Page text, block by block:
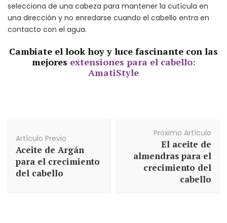
selecciona de una cabeza para mantener la cutícula en
una dirección y no enredarse cuando el cabello entra en
contacto con el agua.
Cambiate el look hoy y luce fascinante con las
mejores extensiones para el cabello:
AmatiStyle
de
Artículos
Artículo Previo
Aceite de Argán
para el crecimiento
del cabello
Próximo Artículo
El aceite de
almendras para el
crecimiento del
cabello